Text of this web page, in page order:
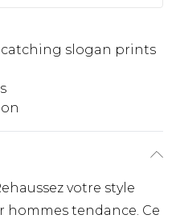
catching slogan prints
votre style
hommes tendance. Ce